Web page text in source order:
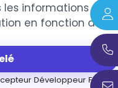
les informations afin
en fonction de
Développeur Full